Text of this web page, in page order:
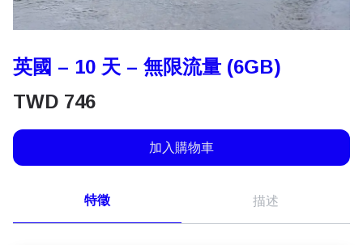
英國 – 10 天 – 無限流量 (6GB)
TWD 746
加入購物車
特徵 描述